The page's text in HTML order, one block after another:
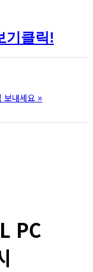
기클릭!
보내세요 »
PC